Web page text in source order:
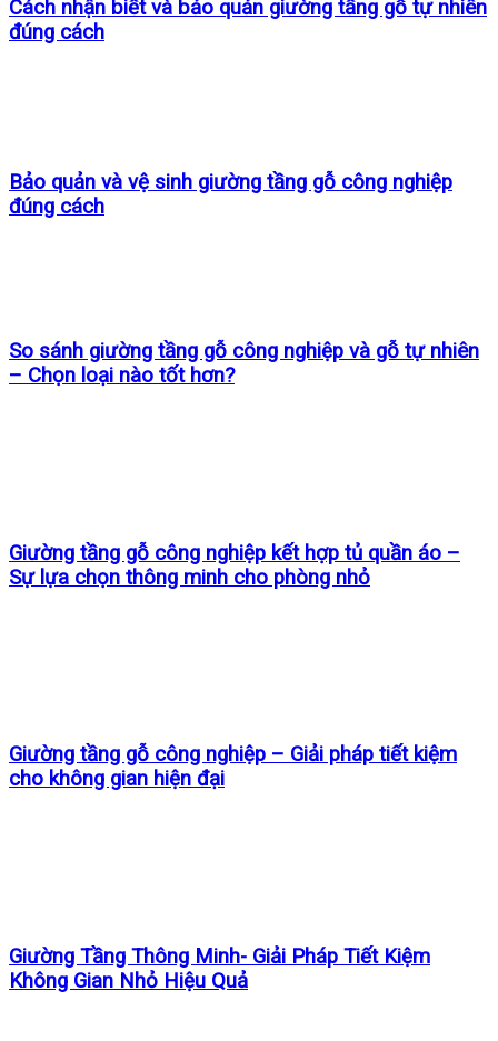
Cách nhận biết và bảo quản giường tầng gỗ tự nhiên
đúng cách
Bảo quản và vệ sinh giường tầng gỗ công nghiệp
đúng cách
So sánh giường tầng gỗ công nghiệp và gỗ tự nhiên
– Chọn loại nào tốt hơn?
Giường tầng gỗ công nghiệp kết hợp tủ quần áo –
Sự lựa chọn thông minh cho phòng nhỏ
Giường tầng gỗ công nghiệp – Giải pháp tiết kiệm
cho không gian hiện đại
Giường Tầng Thông Minh- Giải Pháp Tiết Kiệm
Không Gian Nhỏ Hiệu Quả